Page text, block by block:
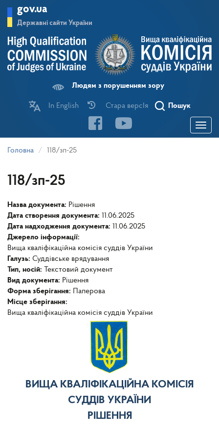
основного
матеріалу
gov.ua
Державні сайти України
Людям з порушенням зору
In English Стара версІя Пошук
Toggle
Головна 118/зп-25
118/зп-25
Назва документа: Рішення
Дата створення документа: 11.06.2025
Дата надходження документа: 11.06.2025
Джерело інформації:
Вища кваліфікаційна комісія суддів України
Галузь: Суддівське врядування
Тип, носій:
Текстовий документ
Вид документа: Рішення
Форма зберігання:
Паперова
Місце зберігання:
Вища кваліфікаційна комісія суддів України
ВИЩА КВАЛІФІКАЦІЙНА КОМІСІЯ
СУДДІВ УКРАЇНИ
РІШЕННЯ